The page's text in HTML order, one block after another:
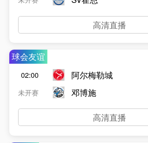
高清直播
球会友谊
02:00
未开赛
阿尔梅勒城
邓博施
高清直播